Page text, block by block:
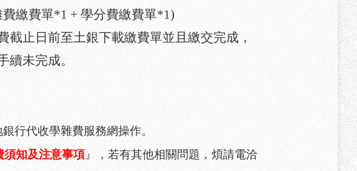
繳費單*1 +學分費繳費單*1)
截止日前至土銀下載繳費單並且繳交完成，
未完成。
行代收學雜費服務網操作。
須知及注意事項 』，若有其他相關問題，煩請電洽